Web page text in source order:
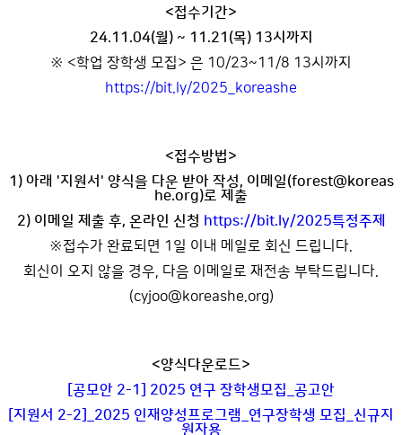
<접수기간>
24.11.04(월) ~ 11.21(목) 13시까지
※ <학업 장학생 모집> 은 10/23~11/8 13시까지
https://bit.ly/2025_koreashe
<접수방법>
1) 아래 '지원서' 양식을 다운 받아 작성, 이메일(forest@koreas
he.org)로 제출
2) 이메일 제출 후, 온라인 신청 https://bit.ly/2025특정주제
※접수가 완료되면 1일 이내 메일로 회신 드립니다.
회신이 오지 않을 경우, 다음 이메일로 재전송 부탁드립니다.
(cyjoo@koreashe.org)
<양식다운로드>
[공모안 2-1] 2025 연구 장학생모집_공고안
[지원서 2-2]_2025 인재양성프로그램_연구장학생 모집_신규지
원자용